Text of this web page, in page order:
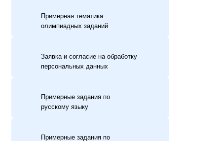
Примерная тематика
олимпиадных заданий
Заявка и согласие на обработку
персональных данных
Примерные задания по
русскому языку
Примерные задания по